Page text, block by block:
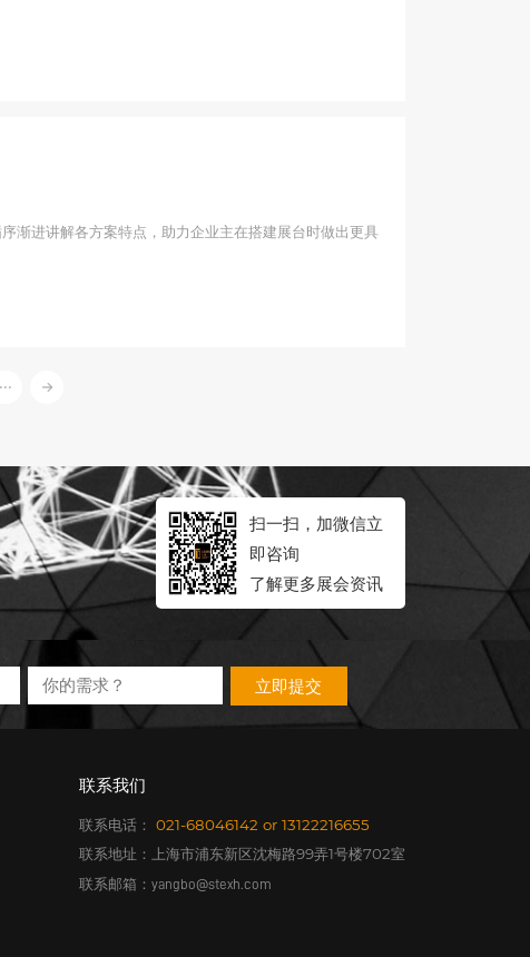
渐进讲解各方案特点，助力企业主在搭建展台时做出更具
···
扫一扫，加微信立
即咨询
了解更多展会资讯
立即提交
联系我们
联系电话： 021-68046142 or 13122216655
联系地址：上海市浦东新区沈梅路99弄1号楼702室
联系邮箱： yangbo@stexh.com